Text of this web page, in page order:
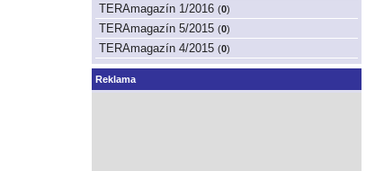
TERAmagazín 1/2016 (0)
TERAmagazín 5/2015 (0)
TERAmagazín 4/2015 (0)
Reklama